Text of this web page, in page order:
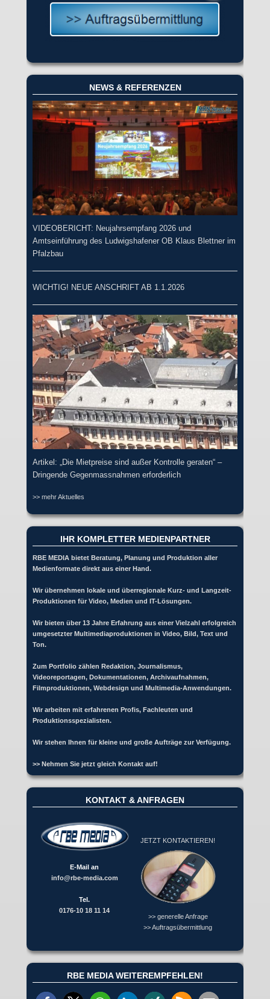
NEWS & REFERENZEN
VIDEOBERICHT: Neujahrsempfang 2026 und
Amtseinführung des Ludwigshafener OB Klaus Blettner im
Pfalzbau
WICHTIG! NEUE ANSCHRIFT AB 1.1.2026
Artikel: „Die Mietpreise sind außer Kontrolle geraten“ –
Dringende Gegenmassnahmen erforderlich
>> mehr Aktuelles
IHR KOMPLETTER MEDIENPARTNER
RBE MEDIA bietet Beratung, Planung und Produktion aller
Medienformate direkt aus einer Hand.
Wir übernehmen lokale und überregionale Kurz- und Langzeit-
Produktionen für Video, Medien und IT-Lösungen.
Wir bieten über 13 Jahre Erfahrung aus einer Vielzahl erfolgreich
umgesetzter Multimediaproduktionen in Video, Bild, Text und
Ton.
Zum Portfolio zählen Redaktion, Journalismus,
Videoreportagen, Dokumentationen, Archivaufnahmen,
Filmproduktionen, Webdesign und Multimedia-Anwendungen.
Wir arbeiten mit erfahrenen Profis, Fachleuten und
Produktionsspezialisten.
Wir stehen Ihnen für kleine und große Aufträge zur Verfügung.
>> Nehmen Sie jetzt gleich Kontakt auf!
KONTAKT & ANFRAGEN
E-Mail an
info@rbe-media.com
Tel.
0176-10 18 11 14
JETZT KONTAKTIEREN!
>> generelle Anfrage
>> Auftragsübermittlung
RBE MEDIA WEITEREMPFEHLEN!